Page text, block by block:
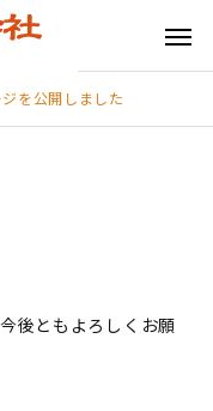
を公開しました
後ともよろしくお願